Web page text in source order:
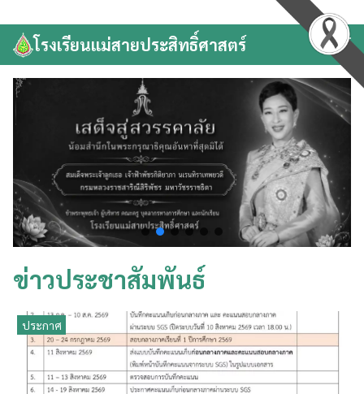
to
contentโรงเรียนแม่สายประสิทธิ์ศาสตร์
Search
for:
ข่าวประชาสัมพันธ์
ประกาศ